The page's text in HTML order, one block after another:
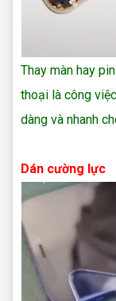
Thay màn hay
thoại là công
dàng và nhanh
Dán cường lực